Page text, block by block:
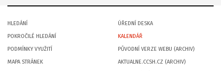
HLEDÁNÍ
POKROČILÉ HLEDÁNÍ
PODMÍNKY VYUŽITÍ
MAPA STRÁNEK
ÚŘEDNÍ DESKA
KALENDÁŘ
PŮVODNÍ VERZE WEBU (ARCHIV)
AKTUALNE.CCSH.CZ (ARCHIV)